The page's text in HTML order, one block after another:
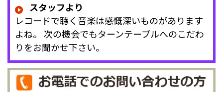
スタッフより
レコードで聴く音楽は感慨深いものがあります
よね。 次の機会でもターンテーブルへのこだわ
りをお聞かせ下さい。